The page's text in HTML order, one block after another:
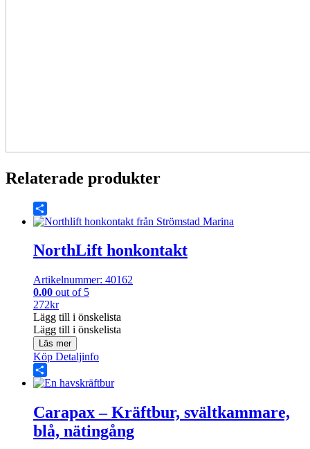
Relaterade produkter
Share
NorthLift honkontakt
Artikelnummer: 40162
0.00 out of 5
272kr
Lägg till i önskelista
Lägg till i önskelista
Läs mer
Köp Detaljinfo
Share
Carapax – Kräftbur, svältkammare,
blå, nätingång